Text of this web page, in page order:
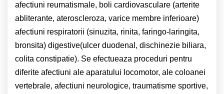
afectiuni reumatismale, boli cardiovasculare (arterite
abliterante, ateroscleroza, varice membre inferioare)
afectiuni respiratorii (sinuzita, rinita, faringo-laringita,
bronsita) digestive(ulcer duodenal, dischinezie biliara,
colita constipatie). Se efectueaza proceduri pentru
diferite afectiuni ale aparatului locomotor, ale coloanei
vertebrale, afectiuni neurologice, traumatisme sportive,